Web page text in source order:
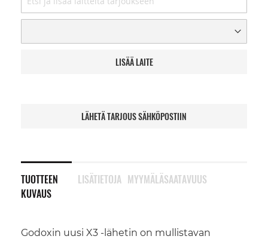
LISÄÄ LAITE
LÄHETÄ TARJOUS SÄHKÖPOSTIIN
TUOTTEEN
KUVAUS
Godoxin uusi X3 -lähetin on mullistavan
LISÄTIETOJA MYYMÄLÄSAATAVUUS